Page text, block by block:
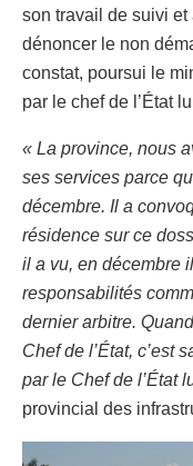
son travail de suivi
dénoncer le non
constat, poursui le
par le chef de l’État
« La province, nous
ses services parce
décembre. Il a
résidence sur ce
il a vu, en décembre
responsabilités
dernier arbitre.
Chef de l’État, c’est
par le Chef de l’État
provincial des